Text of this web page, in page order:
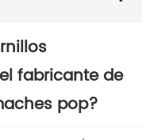
fabricante de
pop?